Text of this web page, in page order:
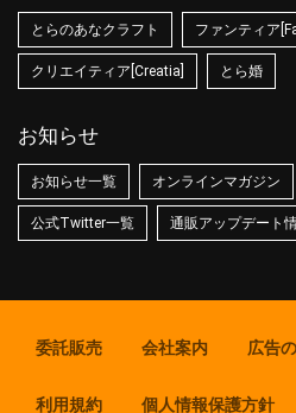
とらのあなクラフト ファンティア
クリエイティア[Creatia] とら婚
お知らせ
お知らせ一覧 オンラインマガジン
公式Twitter一覧 通販アップデート
委託販売 会社案内 広告
利用規約 個人情報保護方針